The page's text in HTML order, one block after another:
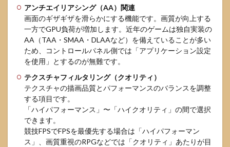
8.2
ドラ
イバ
ー更
新時
の設
セッ
トと
管理
方法
8.3
元に
戻す
アンチエイリアシング（AA）関連
画面のギザギザを滑らかにする機能です。画質が向上する
一方でGPU負荷が増加します。近年のゲームは独自実装の
AA（TAA・SMAA・DLAAなど）を備えていることが多い
ため、コントロールパネル側では「アプリケーション設定
を使用」とするのが無難です。
テクスチャフィルタリング（クオリティ）
テクスチャの描画品質とパフォーマンスのバランスを調整
する項目です。
「ハイパフォーマンス」〜「ハイクオリティ」の間で選択
できます。
競技FPSでFPSを最優先する場合は「ハイパフォーマン
ス」、画質重視のRPGなどでは「クオリティ」あたりが目